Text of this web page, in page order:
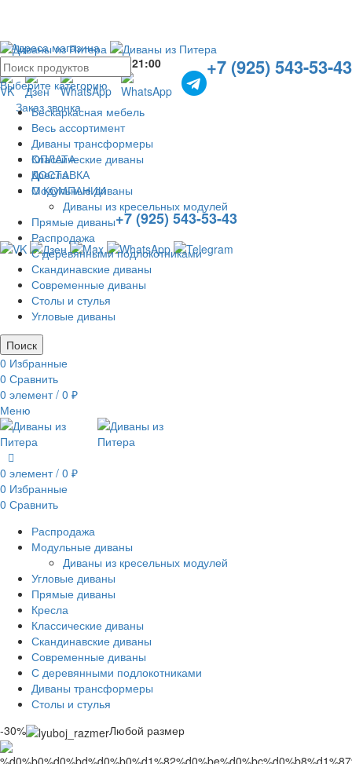
Адреса магазина
+7 (925) 543-53-43
Без выходных с10:00 21:00
Заказ звонка
ОПЛАТА
ДОСТАВКА
О КОМПАНИИ
+7 (925) 543-53-43
Выберите категорию
Бескаркасная мебель
Весь ассортимент
Диваны трансформеры
Классические диваны
Кресла
Модульные диваны
Диваны из кресельных модулей
Прямые диваны
Распродажа
С деревянными подлокотниками
Скандинавские диваны
Современные диваны
Столы и стулья
Угловые диваны
Поиск
0 Избранные
0 Сравнить
0 элемент / 0 ₽
Меню
0 элемент / 0 ₽
0 Избранные
0 Сравнить
Распродажа
Модульные диваны
Диваны из кресельных модулей
Угловые диваны
Прямые диваны
Кресла
Классические диваны
Скандинавские диваны
Современные диваны
С деревянными подлокотниками
Диваны трансформеры
Столы и стулья
-30%
Любой размер